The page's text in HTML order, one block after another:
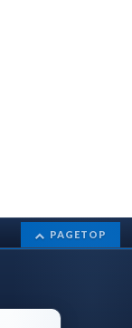
PAGETOP